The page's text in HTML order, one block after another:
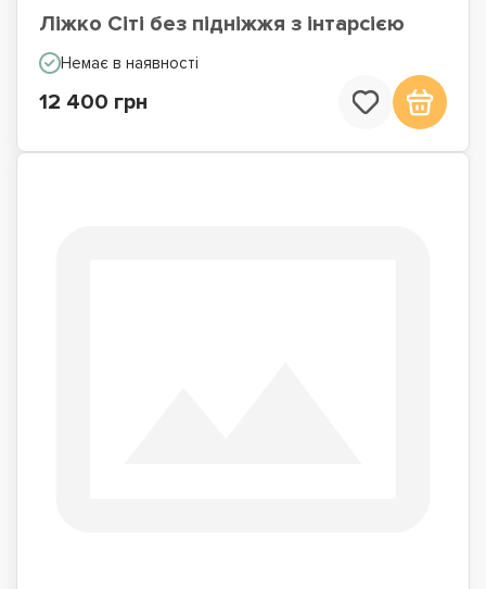
Ліжко Сіті без підніжжя з інтарсією
Немає в наявності
12 400 грн